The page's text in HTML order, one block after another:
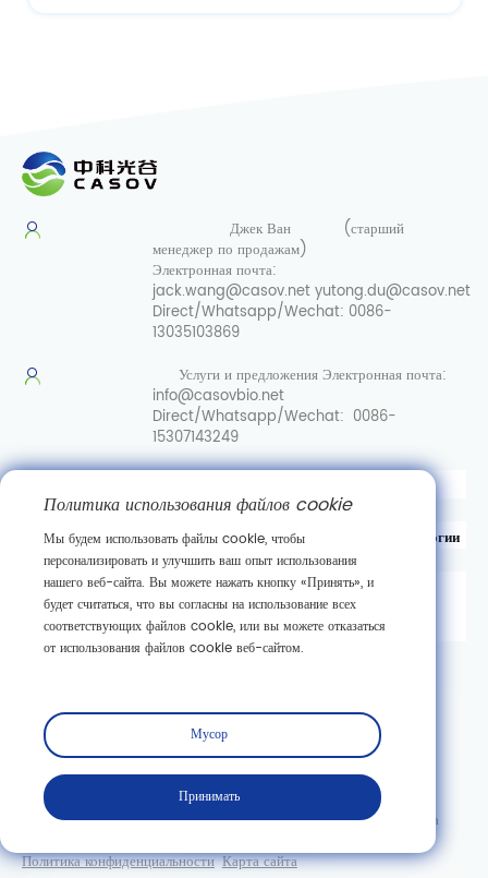
Джек Ван
(старший
менеджер по продажам)
Электронная почта:
jack.wang@casov.netyutong.du@casov.net
Direct/Whatsapp/Wechat: 0086-
13035103869
Услуги и предложенияЭлектронная почта:
info@casovbio.net
Direct/Whatsapp/Wechat: 0086-
15307143249
Уханьский центр инноваций в области синтетической биологии
д. 89, 3-я улица Гаокэюань,
район развития новых технологий Дунху,
г. Ухань, провинция Хубэй
Подписаться
Copyright © Wuhan Casov Green Biotech Co., Ltd. Все права
Политика конфиденциальности Карта сайта
Политика использования файлов cookie
Мы будем использовать файлы cookie, чтобы
персонализировать и улучшить ваш опыт использования
нашего веб-сайта. Вы можете нажать кнопку «Принять», и
будет считаться, что вы согласны на использование всех
соответствующих файлов cookie, или вы можете отказаться
от использования файлов cookie веб-сайтом.
Мусор
Принимать